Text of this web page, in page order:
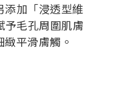
添加「浸透型維
毛孔周圍肌膚
平滑膚觸。